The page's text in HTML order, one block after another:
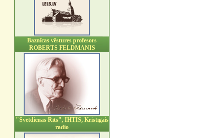
Baznīcas vēstures profesors
ROBERTS FELDMANIS
"Svētdienas Rīts", IHTIS, Kristīgais
radio